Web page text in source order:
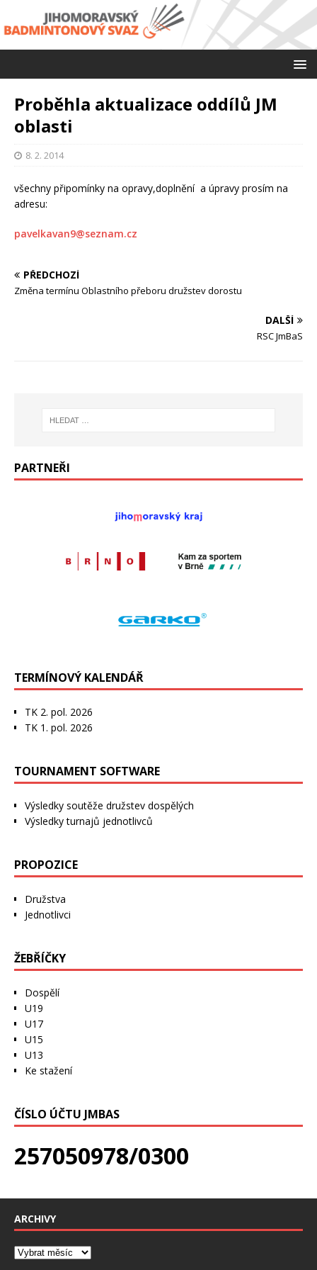
Proběhla aktualizace oddílů JM
oblasti
8. 2. 2014
všechny připomínky na opravy,doplnění a úpravy prosím na
adresu:
pavelkavan9@seznam.cz
PŘEDCHOZÍ
Změna termínu Oblastního přeboru družstev dorostu
DALŠÍ
RSC JmBaS
PARTNEŘI
TERMÍNOVÝ KALENDÁŘ
TK 2. pol. 2026
TK 1. pol. 2026
TOURNAMENT SOFTWARE
Výsledky soutěže družstev dospělých
Výsledky turnajů jednotlivců
PROPOZICE
Družstva
Jednotlivci
ŽEBŘÍČKY
Dospělí
U19
U17
U15
U13
Ke stažení
ČÍSLO ÚČTU JMBAS
257050978/0300
ARCHIVY